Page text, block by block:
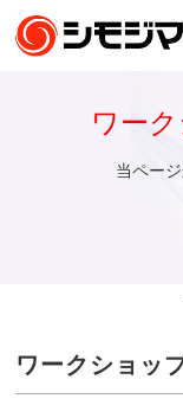
ワー
当ペー
ワークショッ